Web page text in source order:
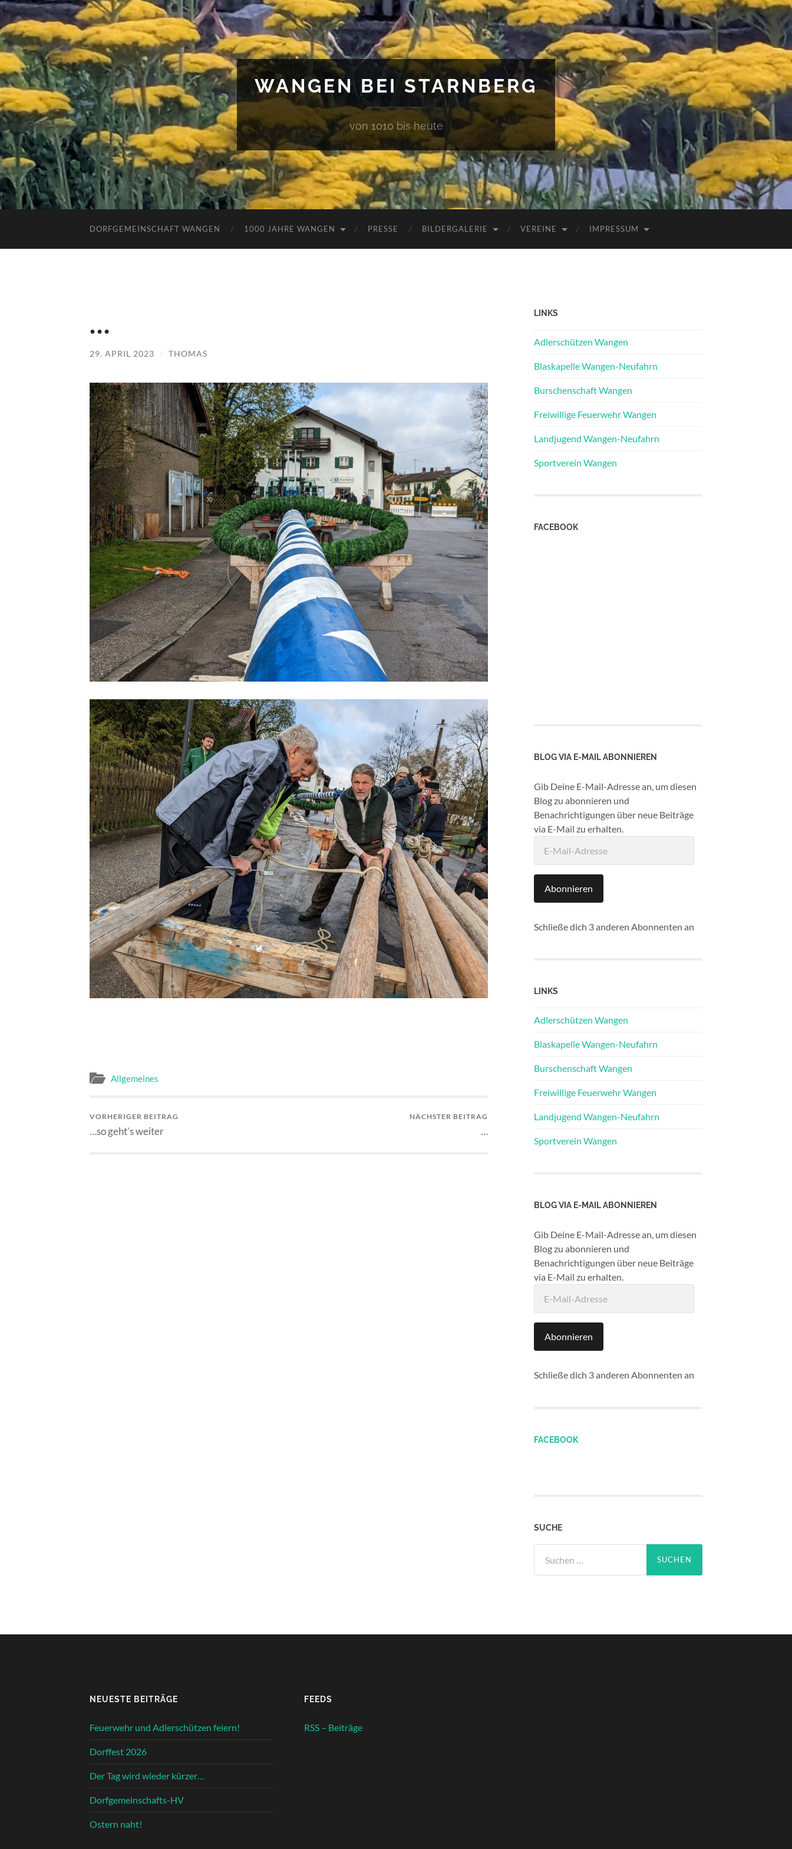
WANGEN BEI STARNBERG
von 1010 bis heute
DORFGEMEINSCHAFT WANGEN 1000 JAHRE WANGEN PRESSE BILDERGALERIE VEREINE IMPRESSUM
…
29. APRIL 2023 / THOMAS
Allgemeines
VORHERIGER BEITRAG
…so geht’s weiter
NÄCHSTER BEITRAG
…
LINKS
Adlerschützen Wangen
Blaskapelle Wangen-Neufahrn
Burschenschaft Wangen
Freiwillige Feuerwehr Wangen
Landjugend Wangen-Neufahrn
Sportverein Wangen
FACEBOOK
BLOG VIA E-MAIL ABONNIEREN
Gib Deine E-Mail-Adresse an, um diesen
Blog zu abonnieren und
Benachrichtigungen über neue Beiträge
via E-Mail zu erhalten.
Mail-
Abonnieren
Schließe dich 3 anderen Abonnenten an
LINKS
Adlerschützen Wangen
Blaskapelle Wangen-Neufahrn
Burschenschaft Wangen
Freiwillige Feuerwehr Wangen
Landjugend Wangen-Neufahrn
Sportverein Wangen
BLOG VIA E-MAIL ABONNIEREN
Gib Deine E-Mail-Adresse an, um diesen
Blog zu abonnieren und
Benachrichtigungen über neue Beiträge
via E-Mail zu erhalten.
Mail-
Abonnieren
Schließe dich 3 anderen Abonnenten an
FACEBOOK
SUCHE
nach:
NEUESTE BEITRÄGE
Feuerwehr und Adlerschützen feiern!
Dorffest 2026
Der Tag wird wieder kürzer…
Dorfgemeinschafts-HV
Ostern naht!
FEEDS
RSS – Beiträge